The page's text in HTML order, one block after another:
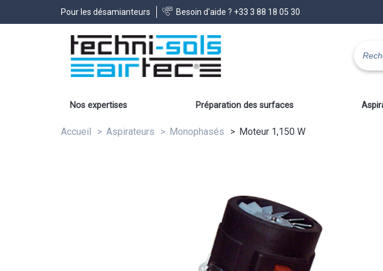
Pour les désamianteurs Besoin d'aide ? +33 3 88 18 05 30
Nos expertises Préparation des surfaces
Accueil Aspirateurs Monophasés Moteur 1,150 W